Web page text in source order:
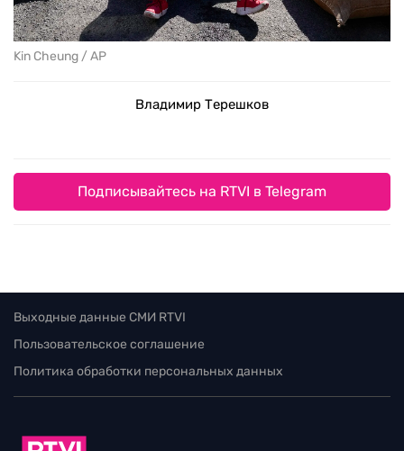
Kin Cheung / AP
Владимир Терешков
Подписывайтесь на RTVI в Telegram
Выходные данные СМИ RTVI
Пользовательское соглашение
Политика обработки персональных данных